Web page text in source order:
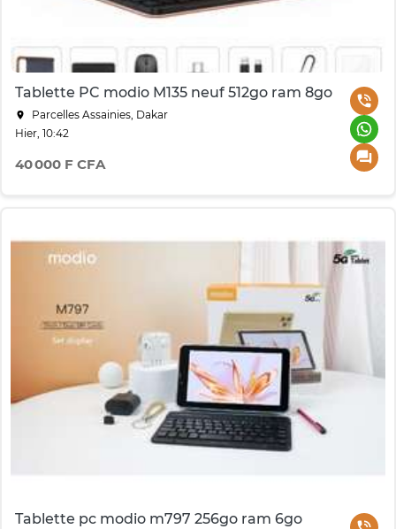
Tablette PC modio M135 neuf 512go ram 8go
Parcelles Assainies, Dakar
Hier, 10:42
40 000 F CFA
Tablette pc modio m797 256go ram 6go